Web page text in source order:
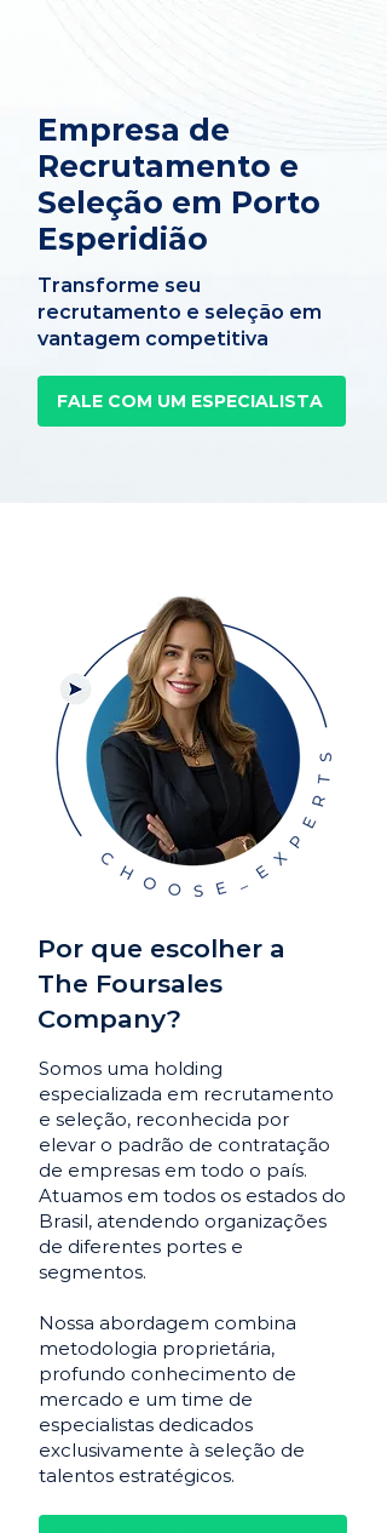
Empresa de
Recrutamento e
Seleção em Porto
Esperidião
Transforme seu
recrutamento e seleção em
vantagem competitiva
FALE COM UM ESPECIALISTA
Por que escolher a
The Foursales
Company?
Somos uma holding
especializada em recrutamento
e seleção, reconhecida por
elevar o padrão de contratação
de empresas em todo o país.
Atuamos em todos os estados do
Brasil, atendendo organizações
de diferentes portes e
segmentos.
Nossa abordagem combina
metodologia proprietária,
profundo conhecimento de
mercado e um time de
especialistas dedicados
exclusivamente à seleção de
talentos estratégicos.